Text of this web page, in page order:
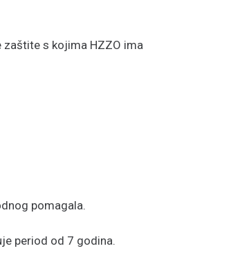
s kojima HZZO ima
pomagala.
period od 7 godina.